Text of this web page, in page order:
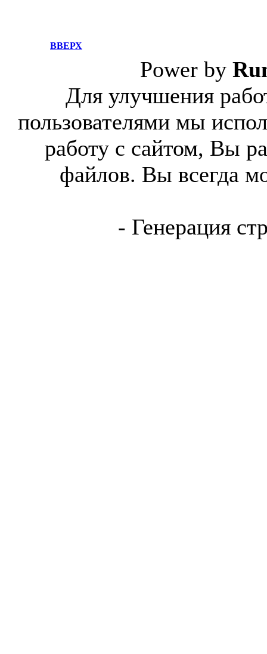
ВВЕРХ
Power by
Для улучшения
пользователями мы
работу с сайтом, Вы
файлов. Вы всегда
- Генерация